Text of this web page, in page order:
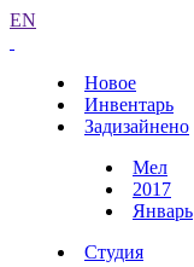
EN
Новое
Инвентарь
Задизайнено
Мел
2017
Январь
Студия